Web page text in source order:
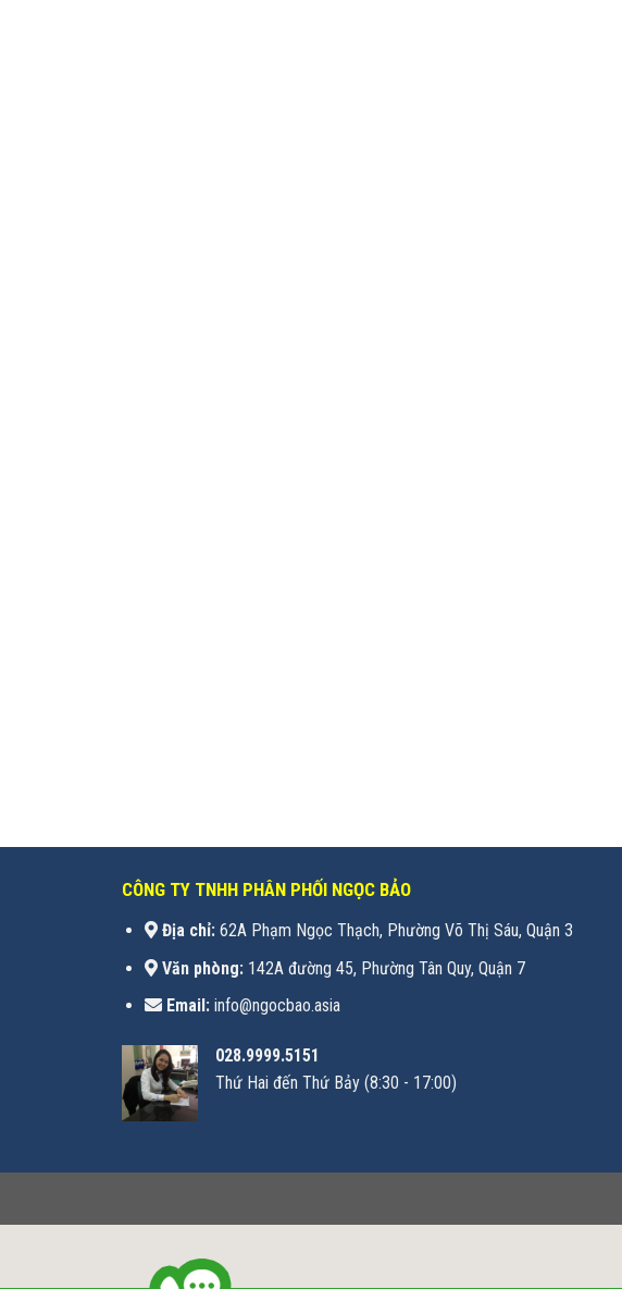
CÔNG TY TNHH PHÂN PHỐI NGỌC BẢO
Địa chỉ:62A Phạm Ngọc Thạch, Phường Võ Thị Sáu, Quận 3
Văn phòng:142A đường 45, Phường Tân Quy, Quận 7
Email:info@ngocbao.asia
028.9999.5151
Thứ Hai đến Thứ Bảy (8:30 - 17:00)